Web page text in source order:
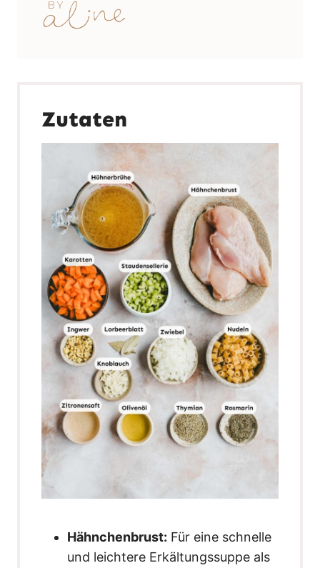
Zutaten
Hähnchenbrust: Für eine schnelle
und leichtere Erkältungssuppe als